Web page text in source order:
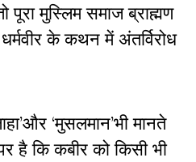
मुस्लिम समाज ब्राह्मण
के कथन में अंतर्विरोध
‘मुसलमान’भी मानते
है कि कबीर को किसी भी